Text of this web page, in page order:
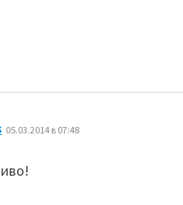
05.03.2014 в 07:48